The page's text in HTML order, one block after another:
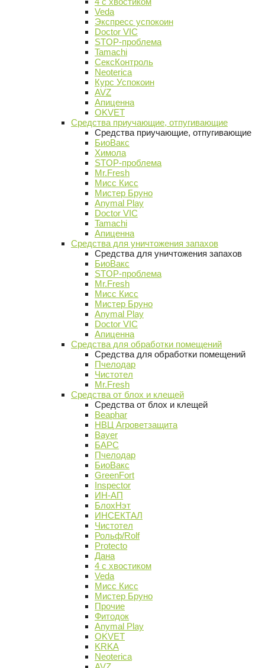
Veda
Экспресс успокоин
Doctor VIC
STOP-проблема
Tamachi
СексКонтроль
Neoterica
Курс Успокоин
AVZ
Апиценна
OKVET
Средства приучающие, отпугивающие
Средства приучающие, отпугивающие
БиоВакс
Химола
STOP-проблема
Mr.Fresh
Мисс Кисс
Мистер Бруно
Anymal Play
Doctor VIC
Tamachi
Апиценна
Средства для уничтожения запахов
Средства для уничтожения запахов
БиоВакс
STOP-проблема
Mr.Fresh
Мисс Кисс
Мистер Бруно
Anymal Play
Doctor VIC
Апиценна
Средства для обработки помещений
Средства для обработки помещений
Пчелодар
Чистотел
Mr.Fresh
Средства от блох и клещей
Средства от блох и клещей
Beaphar
НВЦ Агроветзащита
Bayer
БАРС
Пчелодар
БиоВакс
GreenFort
Inspector
ИН-АП
БлохНэт
ИНСЕКТАЛ
Чистотел
Рольф/Rolf
Protecto
Дана
4 с хвостиком
Veda
Мисс Кисс
Мистер Бруно
Прочие
Фитодок
Anymal Play
OKVET
KRKA
Neoterica